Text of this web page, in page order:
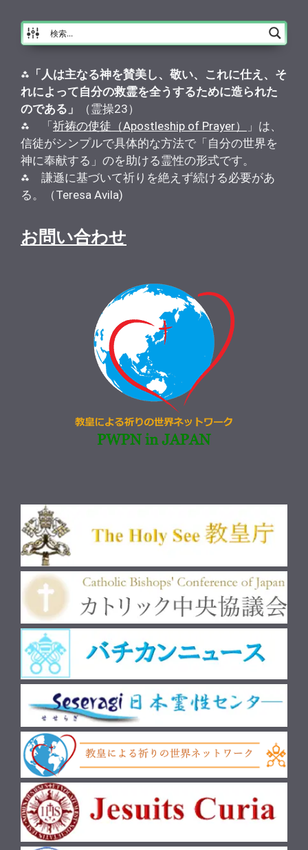
⁂ 「人は主なる神を賛美し、敬い、これに仕え、そ
れによって自分の救霊を全うするために造られた
のである」
（霊操23）
⁂ 「祈祷の使徒（Apostleship of Prayer）
」は、
信徒がシンプルで具体的な方法で「自分の世界を
神に奉献する」のを助ける霊性の形式です。
⁂ 謙遜に基づいて祈りを絶えず続ける必要があ
る。（Teresa Avila)
お問い合わせ